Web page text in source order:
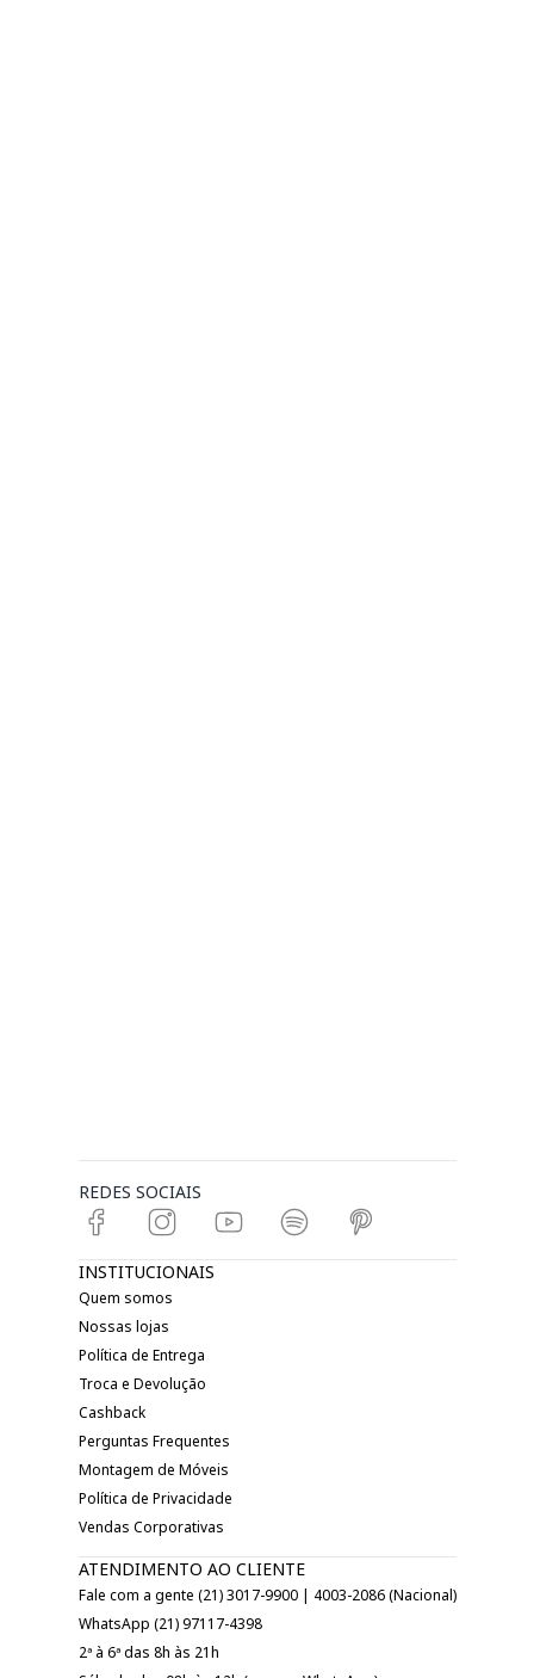
REDES SOCIAIS
INSTITUCIONAIS
Quem somos
Nossas lojas
Política de Entrega
Troca e Devolução
Cashback
Perguntas Frequentes
Montagem de Móveis
Política de Privacidade
Vendas Corporativas
ATENDIMENTO AO CLIENTE
Fale com a gente (21) 3017-9900 | 4003-2086 (Nacional)
WhatsApp (21) 97117-4398
2ª à 6ª das 8h às 21h